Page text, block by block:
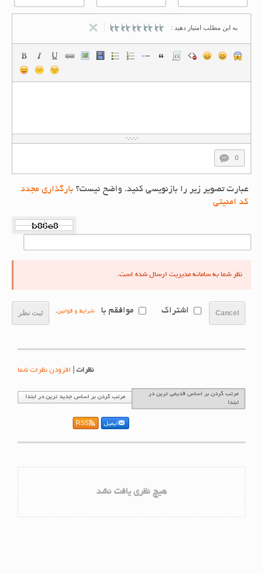
به این مطلب امتیاز دهید :
عبارت تصویر زیر را بازنویسی کنید. واضح نیست؟بارگذاری مجدد
کد امنیتی
نظر شما به سامانه مدیریت ارسال شده است.
ثبت نظر Cancel اشتراک موافقم با شرایط و قوانین.
نظرات |افزودن نظرات شما
مرتب کردن بر اساس قدیمی ترین در
مرتب کردن بر اساس جدید ترین در ابتدا
ایمیل RSS
هیچ نظری یافت نشد